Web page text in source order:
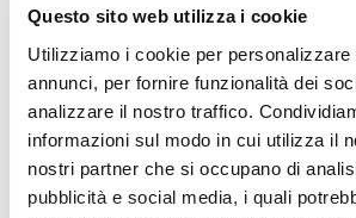
Questo sito web utilizza i cookie
Utilizziamo i cookie per personalizzare
annunci, per fornire funzionalità dei
analizzare il nostro traffico.
informazioni sul modo in cui utilizza il
nostri partner che si occupano di
pubblicità e social media, i quali